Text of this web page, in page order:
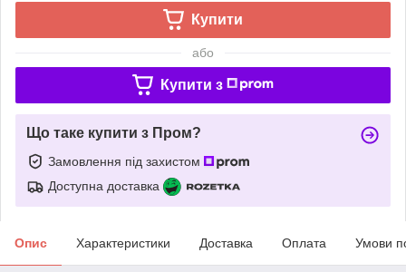
Купити
або
Купити з
Що таке купити з Пром?
Замовлення під захистом
Доступна доставка
Опис Характеристики Доставка Оплата Умови